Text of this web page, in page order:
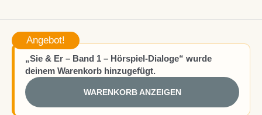
„Sie & Er – Band 1 – Hörspiel-Dialoge“ wurde
deinem Warenkorb hinzugefügt.
WARENKORB ANZEIGEN
Angebot!